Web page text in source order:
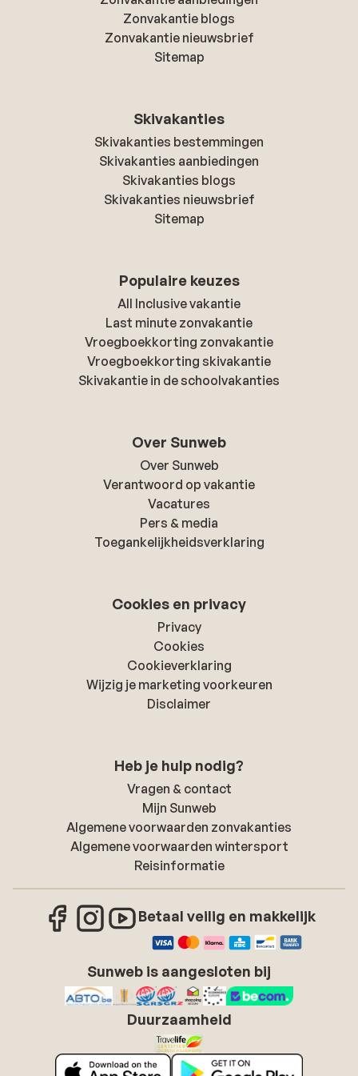
Zonvakantie blogs
Zonvakantie nieuwsbrief
Sitemap
Skivakanties
Skivakanties bestemmingen
Skivakanties aanbiedingen
Skivakanties blogs
Skivakanties nieuwsbrief
Sitemap
Populaire keuzes
All Inclusive vakantie
Last minute zonvakantie
Vroegboekkorting zonvakantie
Vroegboekkorting skivakantie
Skivakantie in de schoolvakanties
Over Sunweb
Over Sunweb
Verantwoord op vakantie
Vacatures
Pers & media
Toegankelijkheidsverklaring
Cookies en privacy
Privacy
Cookies
Cookieverklaring
Wijzig je marketing voorkeuren
Disclaimer
Heb je hulp nodig?
Vragen & contact
Mijn Sunweb
Algemene voorwaarden zonvakanties
Algemene voorwaarden wintersport
Reisinformatie
Betaal veilig en makkelijk
Sunweb is aangesloten bij
Duurzaamheid